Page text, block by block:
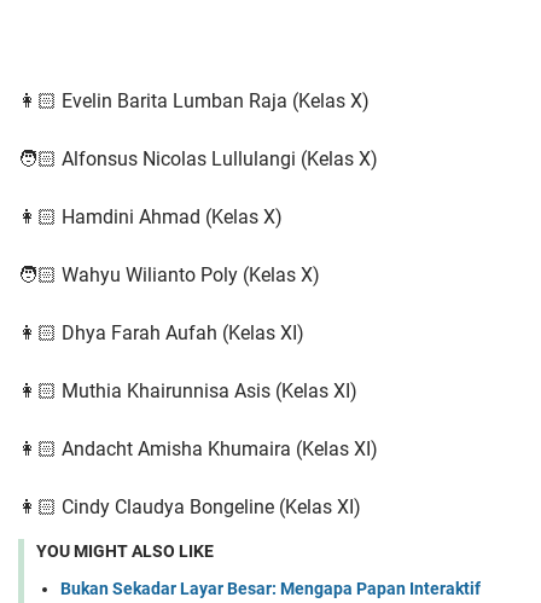
👩🏻 Evelin Barita Lumban Raja (Kelas X)
🧑🏻 Alfonsus Nicolas Lullulangi (Kelas X)
👩🏻 Hamdini Ahmad (Kelas X)
🧑🏻 Wahyu Wilianto Poly (Kelas X)
👩🏻 Dhya Farah Aufah (Kelas XI)
👩🏻 Muthia Khairunnisa Asis (Kelas XI)
👩🏻 Andacht Amisha Khumaira (Kelas XI)
👩🏻 Cindy Claudya Bongeline (Kelas XI)
YOU MIGHT ALSO LIKE
Bukan Sekadar Layar Besar: Mengapa Papan Interaktif